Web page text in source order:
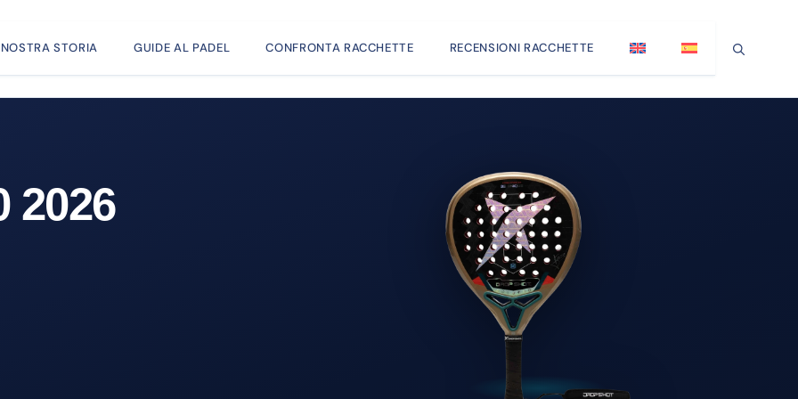
STORIA GUIDE AL PADEL CONFRONTA RACCHETTE RECENSIONI RACCHETTE
2026